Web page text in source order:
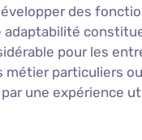
des
adaptabilité
pour les
métier particuliers
une expérience